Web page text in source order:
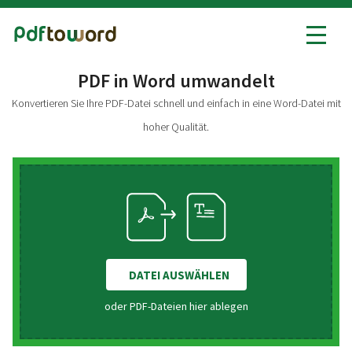
PDF in WordPDF in Word umwandelt
Konvertieren Sie Ihre PDF-Datei schnell und einfach in eine Word-Datei mit
hoher Qualität.
DATEI AUSWÄHLEN
oder PDF-Dateien hier ablegen